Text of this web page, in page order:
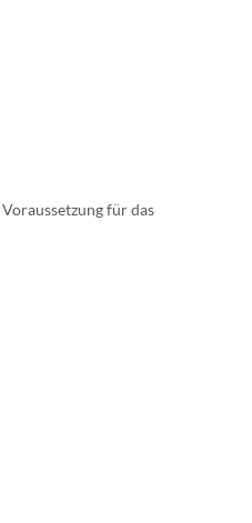
für das